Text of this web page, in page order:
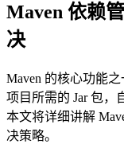
Maven 依赖
决
Maven 的核心功能
项目所需的 Jar 包，
本文将详细讲解
决策略。